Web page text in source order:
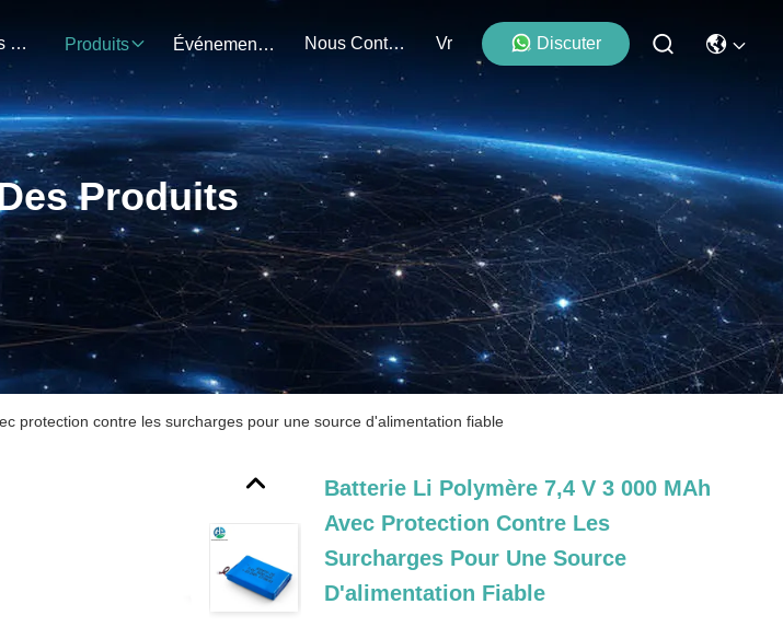
À Propos De Nous Produits Événements Nous Contacter Vr Discuter
Produits
protection contre les surcharges pour une source d'alimentation fiable
Batterie Li Polymère 7,4 V 3 000 MAh
Avec Protection Contre Les
Surcharges Pour Une Source
D'alimentation Fiable